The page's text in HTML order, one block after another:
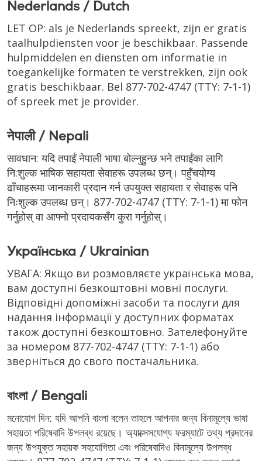
Nederlands / Dutch
LET OP: als je Nederlands spreekt, zijn er gratis
taalhulpdiensten voor je beschikbaar. Passende
hulpmiddelen en diensten om informatie in
toegankelijke formaten te verstrekken, zijn ook
gratis beschikbaar. Bel 877-702-4747 (TTY: 7-1-1)
of spreek met je provider.
नेपाली / Nepali
सावधान: यदि तपाईं नेपाली भाषा बोल्नुहुन्छ भने तपाईंका लागि
नि:शुल्क भाषिक सहायता सेवाहरू उपलब्ध छन्। पहुँचयोग्य
ढाँचाहरूमा जानकारी प्रदान गर्न उपयुक्त सहायता र सेवाहरू पनि
निःशुल्क उपलब्ध छन्। 877-702-4747 (TTY: 7-1-1)मा फोन
गर्नुहोस् वा आफ्नो प्रदायकसँग कुरा गर्नुहोस्।
Українська / Ukrainian
УВАГА: Якщо ви розмовляєте українська мова,
вам доступні безкоштовні мовні послуги.
Відповідні допоміжні засоби та послуги для
надання інформації у доступних форматах
також доступні безкоштовно. Зателефонуйте
за номером 877-702-4747 (TTY: 7-1-1) або
зверніться до свого постачальника.
বাংলা / Bengali
মনোযোগ দিন: যদি আপনি বাংলা বলেন তাহলে আপনার জন্য বিনামূল্যে ভাষা
সহায়তা পরিষেবাদি উপলব্ধ রয়েছে। অ্যাক্সেসযোগ্য ফরম্যাটে তথ্য প্রদানের
জন্য উপযুক্ত সহায়ক সহযোগিতা এবং পরিষেবাদিও বিনামূল্যে উপলব্ধ